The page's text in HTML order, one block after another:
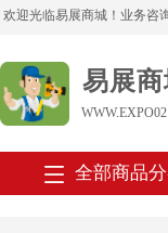
欢迎光临易展商城！业务
易展
全部商品